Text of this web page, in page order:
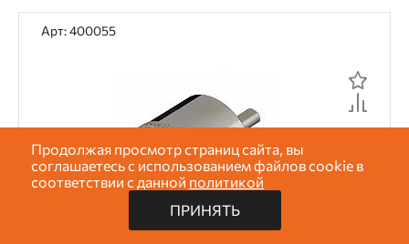
Показать1081товаров
Арт: 400055
Продолжая просмотр страниц сайта, вы
соглашаетесь с использованием файлов cookie в
соответствии с данной политикой
ПРИНЯТЬ